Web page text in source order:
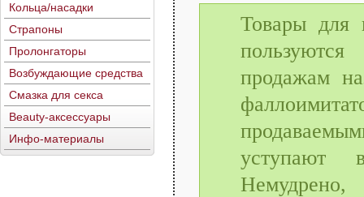
Кольца/насадки
Страпоны
Пролонгаторы
Возбуждающие средства
Смазка для секса
Beauty-аксессуары
Инфо-материалы
Товары для
продажам
уступают